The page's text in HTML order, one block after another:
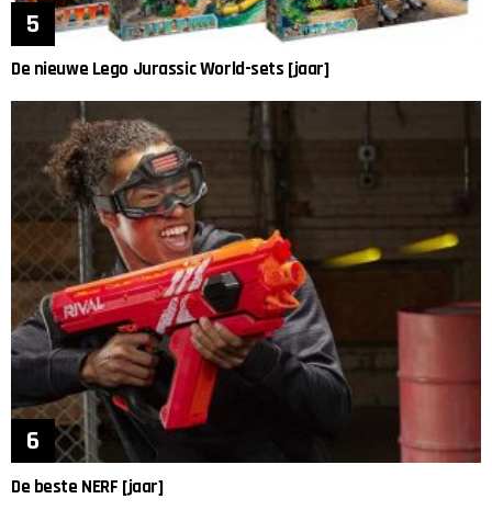
De nieuwe Lego Jurassic World-sets [jaar]
De beste NERF [jaar]